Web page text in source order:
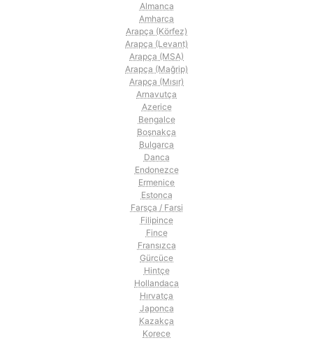
Almanca
Amharca
Arapça (Körfez)
Arapça (Levant)
Arapça (MSA)
Arapça (Mağrip)
Arapça (Mısır)
Arnavutça
Azerice
Bengalce
Boşnakça
Bulgarca
Danca
Endonezce
Ermenice
Estonca
Farsça / Farsi
Filipince
Fince
Fransızca
Gürcüce
Hintçe
Hollandaca
Hırvatça
Japonca
Kazakça
Korece